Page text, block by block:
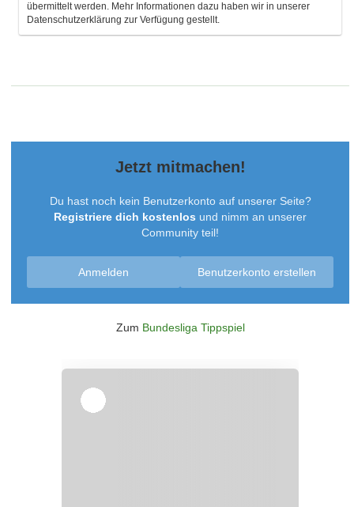
übermittelt werden. Mehr Informationen dazu haben wir in unserer
Datenschutzerklärung zur Verfügung gestellt.
Jetzt mitmachen!
Du hast noch kein Benutzerkonto auf unserer Seite?
Registriere dich kostenlos und nimm an unserer
Community teil!
Benutzerkonto erstellen
Anmelden
Zum Bundesliga Tippspiel